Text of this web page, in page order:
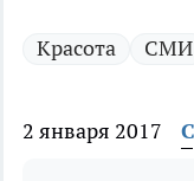
Красота СМИ
2 января 2017